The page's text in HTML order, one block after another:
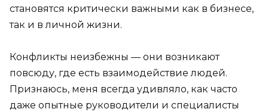
становятся критически важными как в бизнесе,
так и в личной жизни.
Конфликты неизбежны — они возникают
повсюду, где есть взаимодействие людей.
Признаюсь, меня всегда удивляло, как часто
даже опытные руководители и специалисты